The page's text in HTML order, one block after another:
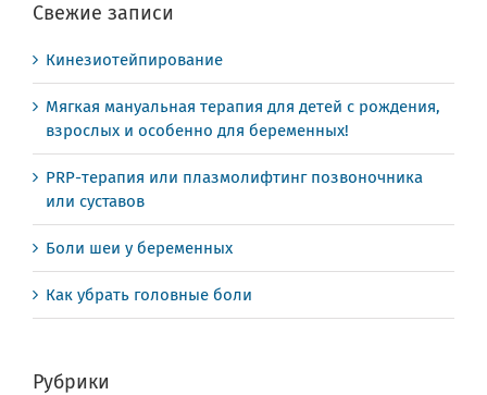
Свежие записи
Кинезиотейпирование
Мягкая мануальная терапия для детей с рождения,
взрослых и особенно для беременных!
PRP-терапия или плазмолифтинг позвоночника
или суставов
Боли шеи у беременных
Как убрать головные боли
Рубрики